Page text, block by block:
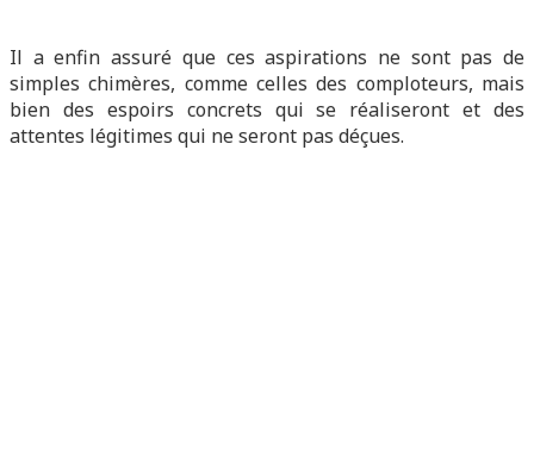
Il a enfin assuré que ces aspirations ne sont pas de
simples chimères, comme celles des comploteurs, mais
bien des espoirs concrets qui se réaliseront et des
attentes légitimes qui ne seront pas déçues.